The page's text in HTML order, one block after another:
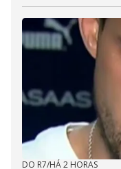
DO R7/HÁ 2 HORAS